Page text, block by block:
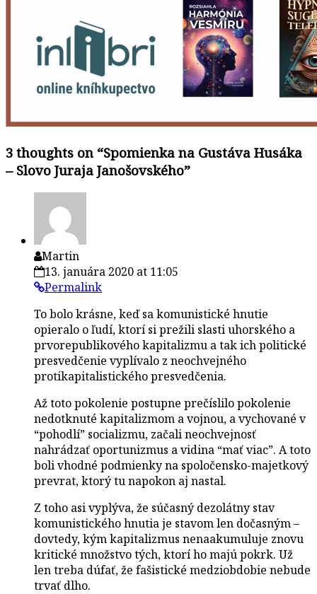
3 thoughts on “Spomienka na Gustáva Husáka
– Slovo Juraja Janošovského”
Martin
13. januára 2020 at 11:05
Permalink
To bolo krásne, keď sa komunistické hnutie
opieralo o ľudí, ktorí si prežili slasti uhorského a
prvorepublikového kapitalizmu a tak ich politické
presvedčenie vyplívalo z neochvejného
protikapitalistického presvedčenia.
Až toto pokolenie postupne prečíslilo pokolenie
nedotknuté kapitalizmom a vojnou, a vychované v
“pohodlí” socializmu, začali neochvejnosť
nahrádzať oportunizmus a vidina “mať viac”. A toto
boli vhodné podmienky na spoločensko-majetkový
prevrat, ktorý tu napokon aj nastal.
Z toho asi vyplýva, že súčasný dezolátny stav
komunistického hnutia je stavom len dočasným –
dovtedy, kým kapitalizmus nenaakumuluje znovu
kritické množstvo tých, ktorí ho majú pokrk. Už
len treba dúfať, že fašistické medziobdobie nebude
trvať dlho.